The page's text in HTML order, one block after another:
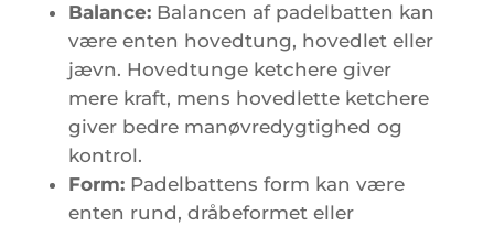
Balance:Balancen af padelbatten kan
være enten hovedtung, hovedlet eller
jævn. Hovedtunge ketchere giver
mere kraft, mens hovedlette ketchere
giver bedre manøvredygtighed og
kontrol.
Form:Padelbattens form kan være
enten rund, dråbeformet eller